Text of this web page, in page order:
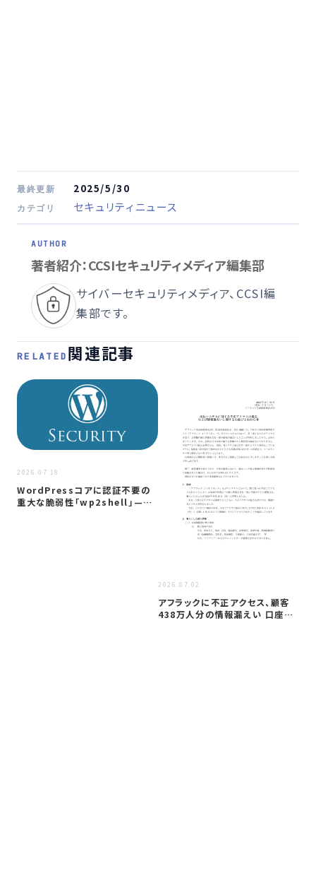
最終更新 2025/5/30
カテゴリ セキュリティニュース
著者紹介：CCSIセキュリティメディア編集部
サイバーセキュリティメディア、CCSI編
集部です。
RELATED 関連記事
2026.07.18
WordPressコアに認証不要の
重大な脆弱性「wp2shell」—…
2026.07.02
アフラックに不正アクセス、顧客
438万人分の情報漏えい 口座情